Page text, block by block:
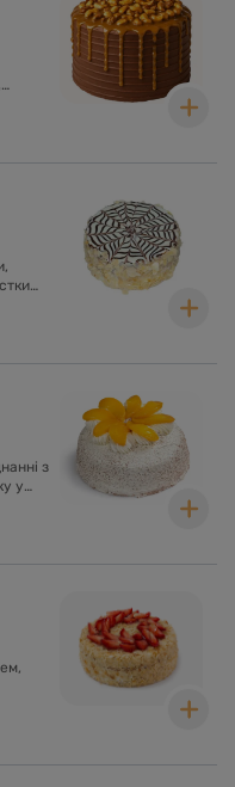
з
у